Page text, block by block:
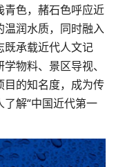
青色，赭石色呼应近
温润水质，同时融入
既承载近代人文记
物料、景区导视、
目的知名度，成为传
解“中国近代第一